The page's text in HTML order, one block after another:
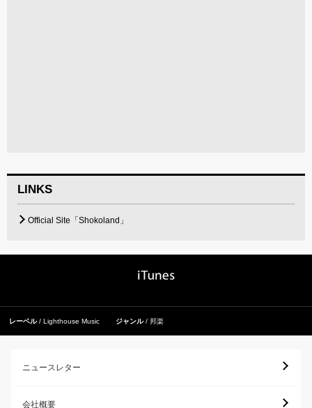
LINKS
Official Site「Shokoland」
レーベル Lighthouse Music ジャンル 邦楽
ニュースレター
会社概要